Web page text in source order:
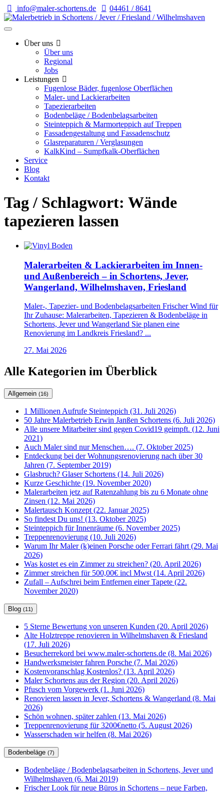
info@maler-schortens.de 04461 / 8641
Über uns
Über uns
Regional
Jobs
Leistungen
Fugenlose Bäder, fugenlose Oberflächen
Maler- und Lackierarbeiten
Tapezierarbeiten
Bodenbeläge / Bodenbelagsarbeiten
Steinteppich & Marmorteppich auf Treppen
Fassadengestaltung und Fassadenschutz
Glasreparaturen / Verglasungen
KalkKind – Sumpfkalk-Oberflächen
Service
Blog
Kontakt
Tag / Schlagwort: Wände
tapezieren lassen
Malerarbeiten & Lackierarbeiten im Innen-
und Außenbereich – in Schortens, Jever,
Wangerland, Wilhelmshaven, Friesland
Maler-, Tapezier- und Bodenbelagsarbeiten Frischer Wind für
Ihr Zuhause: Malerarbeiten, Tapezieren & Bodenbeläge in
Schortens, Jever und Wangerland Sie planen eine
Renovierung im Landkreis Friesland? ...
27. Mai 2026
Alle Kategorien im Überblick
Allgemein (16)
1 Millionen Aufrufe Steinteppich (31. Juli 2026)
50 Jahre Malerbetrieb Erwin Janßen Schortens (6. Juli 2026)
Alle unsere Mitarbeiter sind gegen Covid19 geimpft. (12. Juni
2021)
Auch Maler sind nur Menschen…. (7. Oktober 2025)
Entdeckung bei der Wohnungsrenovierung nach über 30
Jahren (7. September 2019)
Glasbruch? Glaser Schortens (14. Juli 2026)
Kurze Geschichte (19. November 2020)
Malerarbeiten jetz auf Ratenzahlung bis zu 6 Monate ohne
Zinsen (12. Mai 2026)
Malertausch Konzept (22. Januar 2025)
So findest Du uns! (13. Oktober 2025)
Steinteppich für Innenräume (6. November 2025)
Treppenrenovierung (10. Juli 2026)
Warum Ihr Maler (k)einen Porsche oder Ferrari fährt (29. Mai
2026)
Was kostet es ein Zimmer zu streichen? (20. April 2026)
Zimmer streichen für 500,00€ incl Mwst (14. April 2026)
Zufall – Aufschrei beim Entfernen einer Tapete (22.
November 2020)
Blog (11)
5 Sterne Bewertung von unseren Kunden (20. April 2026)
Alte Holztreppe renovieren in Wilhelmshaven & Friesland
(17. Juli 2026)
Besucherrekord bei www.maler-schortens.de (8. Mai 2026)
Handwerksmeister fahren Porsche (7. Mai 2026)
Kostenvoranschlag Kostenlos? (13. April 2026)
Maler Schortens aus der Region (20. April 2026)
Pfusch vom Vorgewerk (1. Juni 2026)
Renovieren lassen in Jever, Schortens & Wangerland (8. Mai
2026)
Schön wohnen, später zahlen (13. Mai 2026)
Treppenrenovierung für 3200€netto (5. August 2026)
Wasserschaden wir helfen (8. Mai 2026)
Bodenbeläge (7)
Bodenbeläge / Bodenbelagsarbeiten in Schortens, Jever und
Wilhelmshaven (6. Mai 2019)
Frischer Look für neue Büros in Schortens – neue Farben,